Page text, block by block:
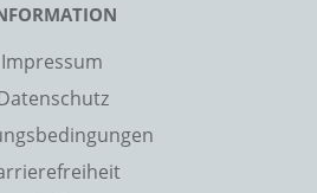
Impressum